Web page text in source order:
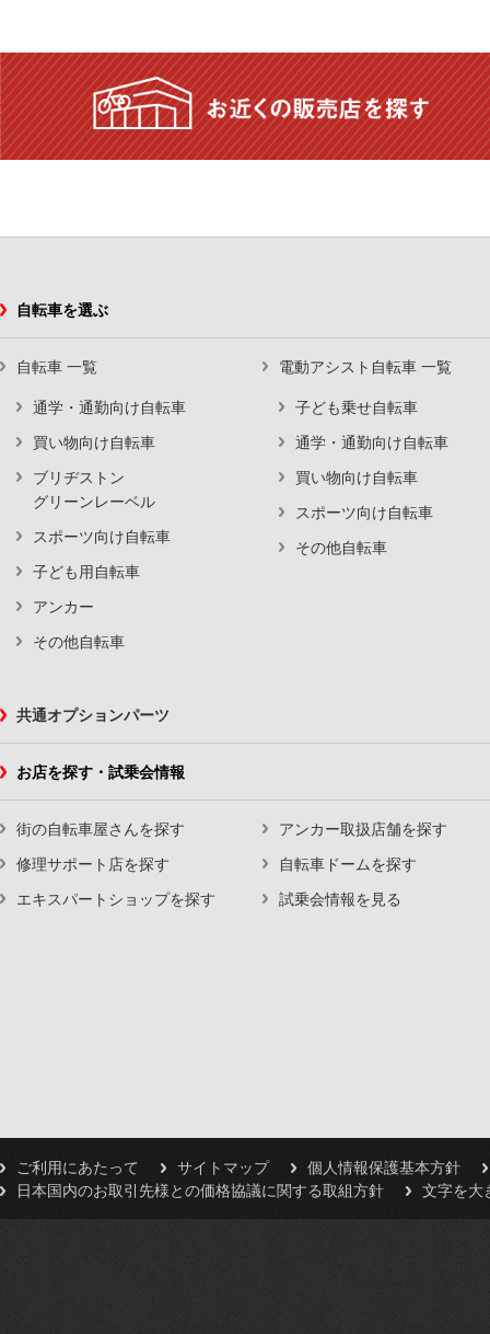
自転車を選ぶ
自転車 一覧
通学・通勤向け自転車
買い物向け自転車
ブリヂストン
グリーンレーベル
スポーツ向け自転車
子ども用自転車
アンカー
その他自転車
電動アシスト自転車 一覧
子ども乗せ自転車
通学・通勤向け自転車
買い物向け自転車
スポーツ向け自転車
その他自転車
共通オプションパーツ
お店を探す・試乗会情報
街の自転車屋さんを探す
修理サポート店を探す
エキスパートショップを探す
アンカー取扱店舗を探す
自転車ドームを探す
試乗会情報を見る
ご利用にあたって サイトマップ
個人情報保護基本方針
日本国内のお取引先様との価格協議に関する取組方針
文字を大